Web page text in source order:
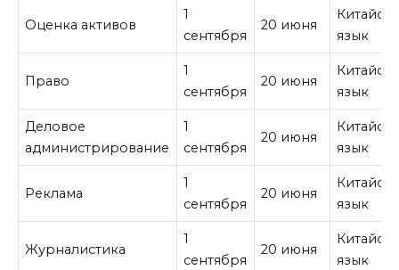
Оценка активов
1
сентября
20 июня
язык
Право
1
сентября
20 июня
язык
Деловое
администрирование
1
сентября
20 июня
язык
Реклама
1
сентября
20 июня
язык
Журналистика
1
сентября
20 июня
язык